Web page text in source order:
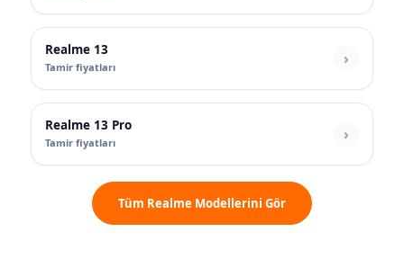
Realme 13
Tamir fiyatları
Realme 13 Pro
Tamir fiyatları
Tüm Realme Modellerini Gör